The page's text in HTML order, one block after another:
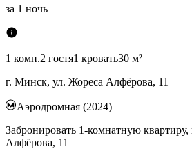
за 1 ночь
1 комн.2 гостя1 кровать30 м²
г. Минск, ул. Жореса Алфёрова, 11
Аэродромная (2024)
Забронировать 1-комнатную
Алфёрова, 11